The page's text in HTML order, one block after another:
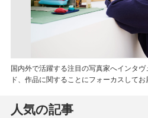
国内外で活躍する注目の写真家へインタ
ド、作品に関することにフォーカスしてお
人気の記事